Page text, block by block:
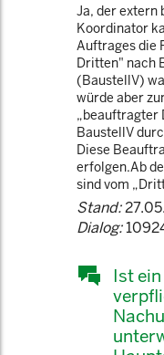
Ja, der extern
Koordinator
Auftrages die
Dritten" nach
(BaustellV)
würde aber
„beauftragter
BaustellV
Diese
erfolgen.Ab
sind vom
Stand:
Dialog:
Ist